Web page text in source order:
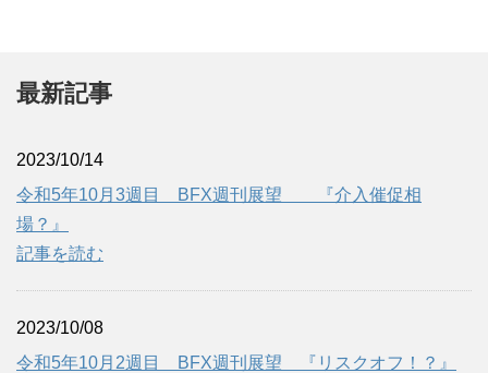
最新記事
2023/10/14
令和5年10月3週目 BFX週刊展望 『介入催促相
場？』
記事を読む
2023/10/08
令和5年10月2週目 BFX週刊展望 『リスクオフ！？』